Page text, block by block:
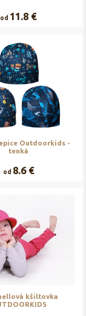
od 11.8 €
Outdoorkids -
tenká
od 8.6 €
kšiltovka